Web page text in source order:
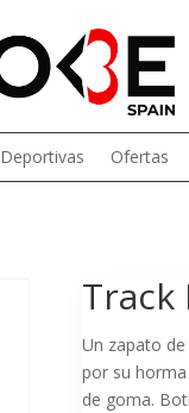
Deportivas Ofertas
Track
Un zapato de
por su
de goma.